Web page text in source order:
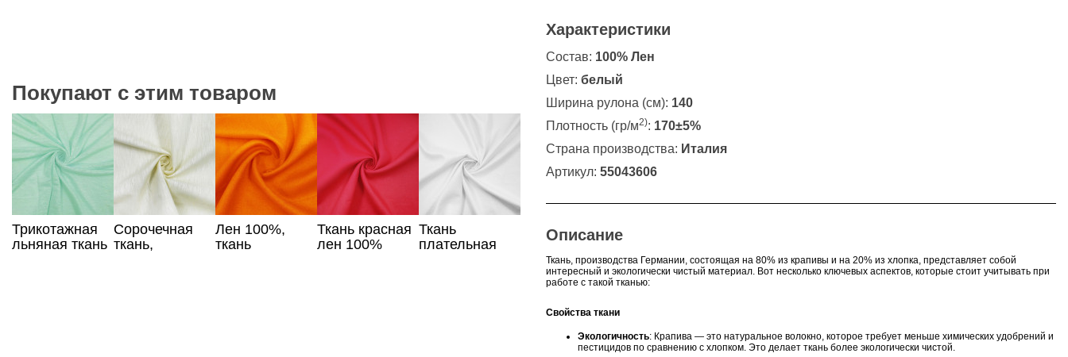
Характеристики
Состав: 100% Лен
Цвет: белый
Ширина рулона (см): 140
Плотность (гр/м2): 170±5%
Страна производства: Италия
Артикул: 55043606
Описание
Ткань, производства Германии, состоящая на 80% из крапивы и на 20% из хлопка, представляет собой
интересный и экологически чистый материал. Вот несколько ключевых аспектов, которые стоит учитывать при
работе с такой тканью:
Свойства ткани
Экологичность: Крапива — это натуральное волокно, которое требует меньше химических удобрений и
пестицидов по сравнению с хлопком. Это делает ткань более экологически чистой.
Покупают с этим товаром
Трикотажная
льняная ткань
Сорочечная
ткань,
Лен 100%,
ткань
Ткань красная
лен 100%
Ткань
плательная